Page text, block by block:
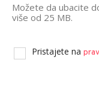
Možete da ubacite
više od 25 MB.
Pristajete na